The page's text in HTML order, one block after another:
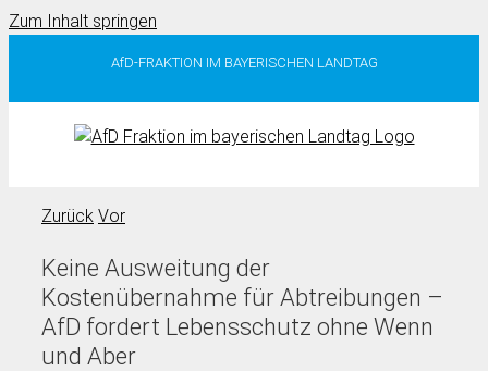
Zum Inhalt springen
AfD-FRAKTION IM BAYERISCHEN LANDTAG
Zurück Vor
Keine Ausweitung der
Kostenübernahme für Abtreibungen –
AfD fordert Lebensschutz ohne Wenn
und Aber